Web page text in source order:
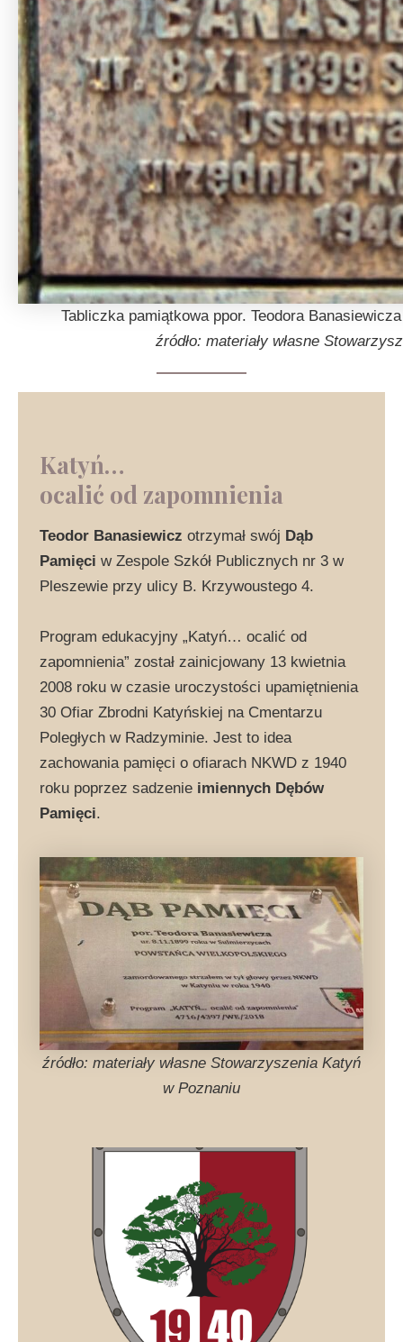
Tabliczka pamiątkowa ppor. Teodora
źródło: materiały własne
Katyń…
ocalić od zapomnienia
Teodor Banasiewicz otrzymał swój Dąb
Pamięci w Zespole Szkół Publicznych nr 3 w
Pleszewie przy ulicy B. Krzywoustego 4.
Program edukacyjny „Katyń… ocalić od
zapomnienia” został zainicjowany 13 kwietnia
2008 roku w czasie uroczystości upamiętnienia
30 Ofiar Zbrodni Katyńskiej na Cmentarzu
Poległych w Radzyminie. Jest to idea
zachowania pamięci o ofiarach NKWD z 1940
roku poprzez sadzenie imiennych Dębów
Pamięci.
źródło: materiały własne Stowarzyszenia Katyń
w Poznaniu